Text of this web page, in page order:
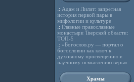
.: Адам и Лилит: запретная
история первой пары в
мифологии и культуре
.: Главные православные
монастыри Тверской области:
ТОП-5
.: «Богослов.ру — портал о
богословии как ключ к
духовному просвещению и
научному осмыслению веры»
Храмы